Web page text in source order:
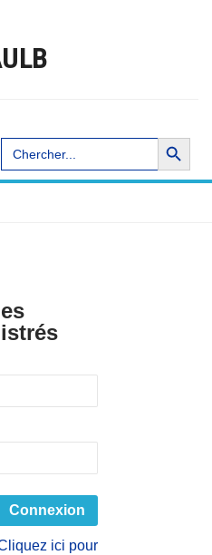
Search
for:
Search Button
ici pour